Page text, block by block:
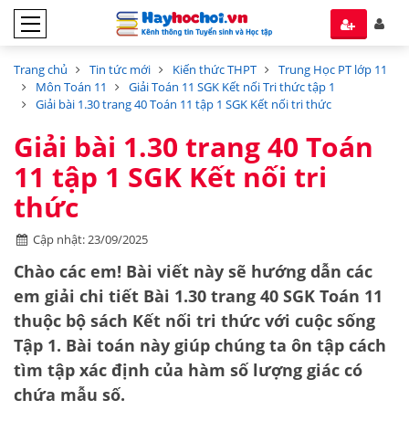
Trang chủ Tin tức mới Kiến thức THPT
Trung Học PT lớp 11
Môn Toán 11
Giải Toán 11 SGK Kết nối Tri thức tập 1
Giải bài 1.30 trang 40 Toán 11 tập 1 SGK Kết nối tri thức
Giải bài 1.30 trang 40 Toán
11 tập 1 SGK Kết nối tri
thức
Cập nhật: 23/09/2025
Chào các em! Bài viết này sẽ hướng dẫn các
em giải chi tiết Bài 1.30 trang 40 SGK Toán 11
thuộc bộ sách Kết nối tri thức với cuộc sống
Tập 1. Bài toán này giúp chúng ta ôn tập cách
tìm tập xác định của hàm số lượng giác có
chứa mẫu số.